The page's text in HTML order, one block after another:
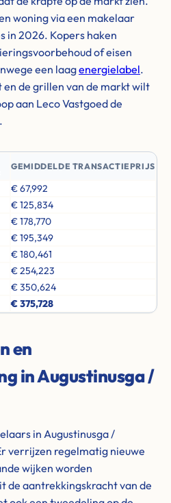
woning via een makelaar
in 2026. Kopers haken
of eisen
een laagenergielabel.
de grillen van de markt wilt
aan Leco Vastgoed de
GEMIDDELDE TRANSACTIEPRIJS
€ 67,992
€ 125,834
€ 178,770
€ 195,349
€ 180,461
€ 254,223
€ 350,624
€ 375,728
en
in Augustinusga /
in Augustinusga /
verrijzen regelmatig nieuwe
wijken worden
de aantrekkingskracht van de